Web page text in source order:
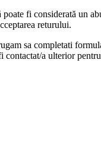
poate fi considerată un
returului.
sa completati
contactat/a ulterior